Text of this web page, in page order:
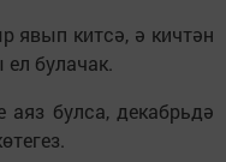
явып китсә, ә кичтән
булачак.
аяз булса, декабрьдә